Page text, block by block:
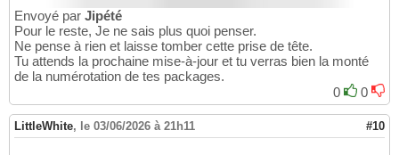
Envoyé par Jipété
Pour le reste, Je ne sais plus quoi penser.
Ne pense à rien et laisse tomber cette prise de tête.
Tu attends la prochaine mise-à-jour et tu verras bien la monté
de la numérotation de tes packages.
0
0
LittleWhite, le 03/06/2026 à 21h11 #10